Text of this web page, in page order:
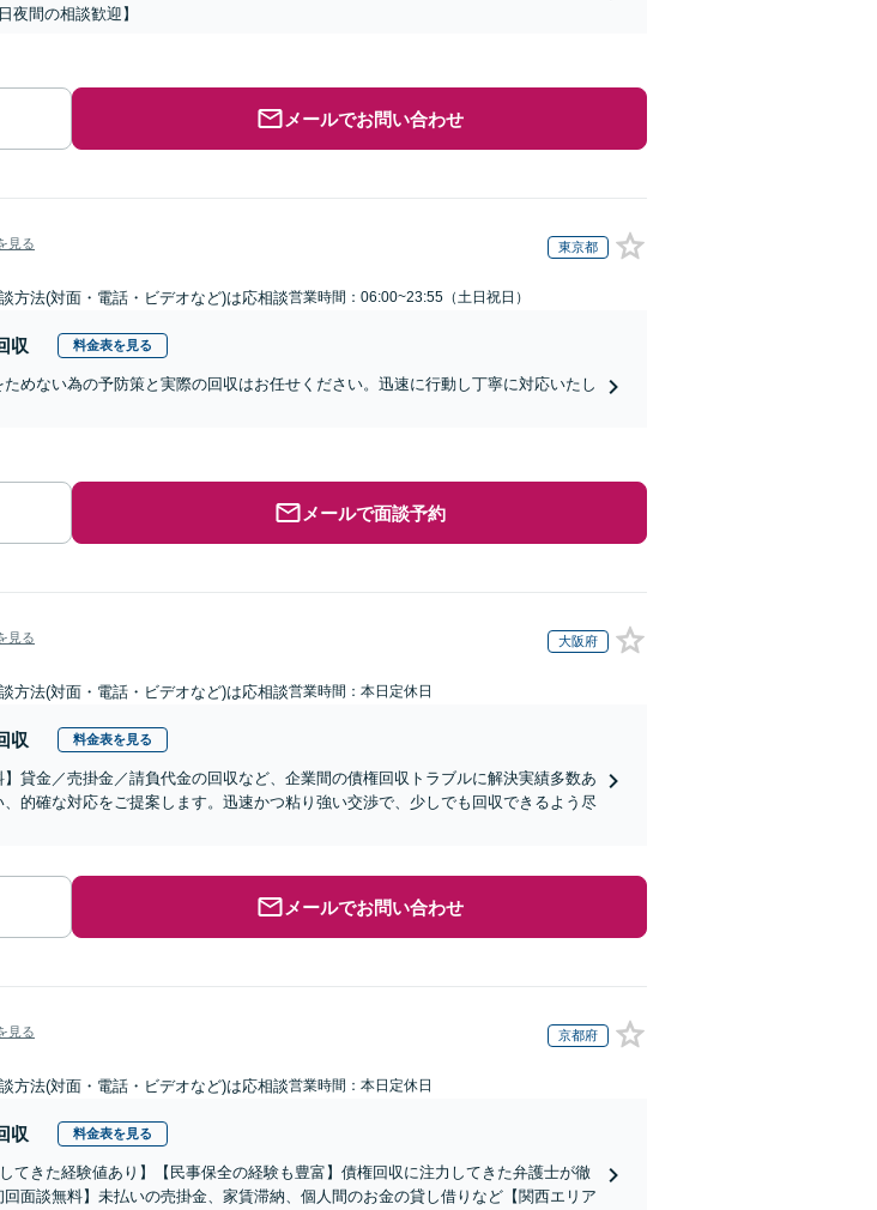
夜間の相談歓迎】
メールでお問い合わせ
見る 東京都
方法(対面・電話・ビデオなど)は応相談営業時間：06:00~23:55（土日祝日）
収 料金表を見る
ためない為の予防策と実際の回収はお任せください。迅速に行動し丁寧に対応いたし
メールで面談予約
見る 大阪府
方法(対面・電話・ビデオなど)は応相談営業時間：本日定休日
収 料金表を見る
】貸金／売掛金／請負代金の回収など、企業間の債権回収トラブルに解決実績多数あ
的確な対応をご提案します。迅速かつ粘り強い交渉で、少しでも回収できるよう尽
メールでお問い合わせ
見る 京都府
方法(対面・電話・ビデオなど)は応相談営業時間：本日定休日
収 料金表を見る
てきた経験値あり】【民事保全の経験も豊富】債権回収に注力してきた弁護士が徹
面談無料】未払いの売掛金、家賃滞納、個人間のお金の貸し借りなど【関西エリア